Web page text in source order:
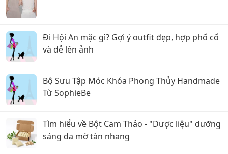
Đi Hội An mặc gì? Gợi ý outfit đẹp, hợp phố cổ
và dễ lên ảnh
Bộ Sưu Tập Móc Khóa Phong Thủy Handmade
Từ SophieBe
Tìm hiểu về Bột Cam Thảo - "Dược liệu" dưỡng
sáng da mờ tàn nhang